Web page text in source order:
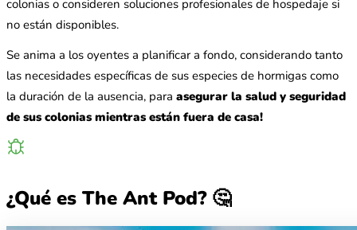
colonias o consideren soluciones profesionales de hospedaje si
no están disponibles.
Se anima a los oyentes a planificar a fondo, considerando tanto
las necesidades específicas de sus especies de hormigas como
la duración de la ausencia, para asegurar la salud y seguridad
de sus colonias mientras están fuera de casa!
¿Qué es The Ant Pod? 🤔